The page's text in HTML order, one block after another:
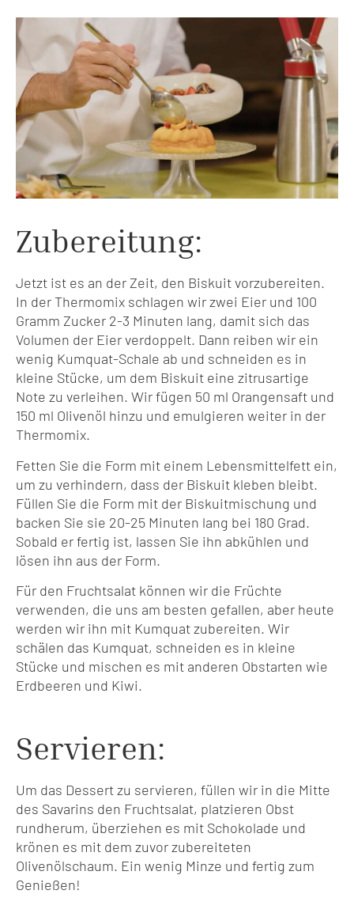
Zubereitung:
Jetzt ist es an der Zeit, den Biskuit vorzubereiten.
In der Thermomix schlagen wir zwei Eier und 100
Gramm Zucker 2-3 Minuten lang, damit sich das
Volumen der Eier verdoppelt. Dann reiben wir ein
wenig Kumquat-Schale ab und schneiden es in
kleine Stücke, um dem Biskuit eine zitrusartige
Note zu verleihen. Wir fügen 50 ml Orangensaft und
150 ml Olivenöl hinzu und emulgieren weiter in der
Thermomix.
Fetten Sie die Form mit einem Lebensmittelfett ein,
um zu verhindern, dass der Biskuit kleben bleibt.
Füllen Sie die Form mit der Biskuitmischung und
backen Sie sie 20-25 Minuten lang bei 180 Grad.
Sobald er fertig ist, lassen Sie ihn abkühlen und
lösen ihn aus der Form.
Für den Fruchtsalat können wir die Früchte
verwenden, die uns am besten gefallen, aber heute
werden wir ihn mit Kumquat zubereiten. Wir
schälen das Kumquat, schneiden es in kleine
Stücke und mischen es mit anderen Obstarten wie
Erdbeeren und Kiwi.
Servieren:
Um das Dessert zu servieren, füllen wir in die Mitte
des Savarins den Fruchtsalat, platzieren Obst
rundherum, überziehen es mit Schokolade und
krönen es mit dem zuvor zubereiteten
Olivenölschaum. Ein wenig Minze und fertig zum
Genießen!